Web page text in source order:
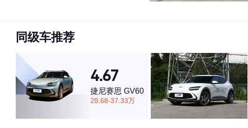
·内饰表现较为优秀，优于63%同级车
·空间表现一般，低于57%同级车
同级车推荐
4.67
捷尼赛思 GV60
28.68-37.33万